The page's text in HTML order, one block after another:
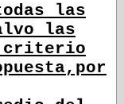
las
las
criterio